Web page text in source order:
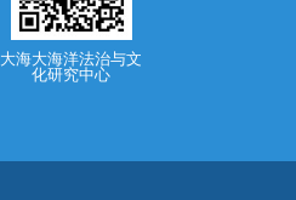
大海大海洋法治与文
化研究中心